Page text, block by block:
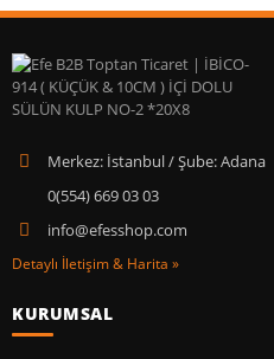
Merkez: İstanbul / Şube: Adana
0(554) 669 03 03
info@efesshop.com
Detaylı İletişim & Harita »
KURUMSAL